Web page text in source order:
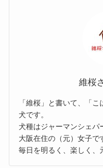
維桜
「維桜」と書いて、「こ
犬です。
犬種はジャーマンシェパ
大阪在住の（元）女子で
毎日を明るく、楽しく、